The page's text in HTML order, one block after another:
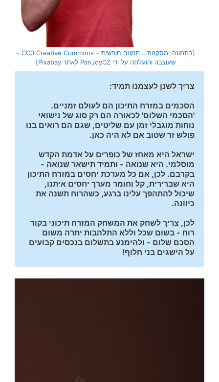
[בתמונה: מסקנות… תמונה חופשית – CC0 Creative Commons –
שעוצבה והועלתה על ידי PanJoyCZ לאתר Pixabay]
צריך לשנן לעצמנו תמיד:
פולש זר שטוב אם לא היה כאן.
כיוונה.
על הישגים בני חלוף!